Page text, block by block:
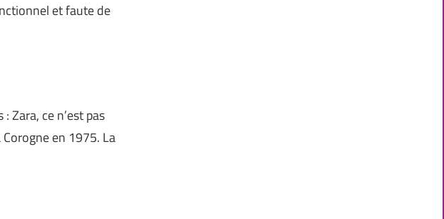
et faute de
Zara, ce n’est pas
en 1975. La